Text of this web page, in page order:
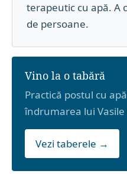
terapeutic cu apă. A
de persoane.
Vino la o tabără
Practică postul cu
îndrumarea lui Vasile
Vezi taberele →